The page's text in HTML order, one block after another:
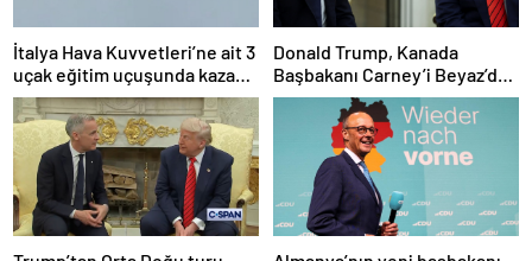
İtalya Hava Kuvvetleri’ne ait 3
uçak eğitim uçuşunda kaza
yaptı
Donald Trump, Kanada
Başbakanı Carney’i Beyaz’da
ağırladı